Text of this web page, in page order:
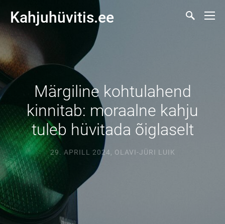
Kahjuhüvitis.ee
Märgiline kohtulahend
kinnitab: moraalne kahju
tuleb hüvitada õiglaselt
29. APRILL 2024, OLAVI-JÜRI LUIK